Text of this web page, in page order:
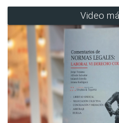
Video